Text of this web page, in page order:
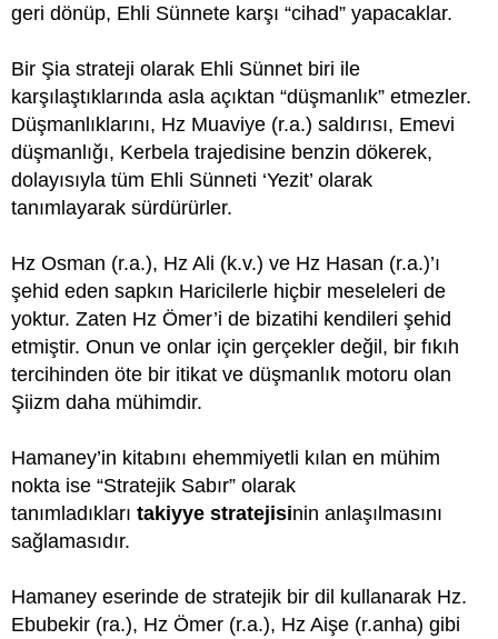
geri dönüp, Ehli Sünnete karşı “cihad” yapacaklar.
Bir Şia strateji olarak Ehli Sünnet biri ile
karşılaştıklarında asla açıktan “düşmanlık” etmezler.
Düşmanlıklarını, Hz Muaviye (r.a.) saldırısı, Emevi
düşmanlığı, Kerbela trajedisine benzin dökerek,
dolayısıyla tüm Ehli Sünneti ‘Yezit’ olarak
tanımlayarak sürdürürler.
Hz Osman (r.a.), Hz Ali (k.v.) ve Hz Hasan (r.a.)’ı
şehid eden sapkın Haricilerle hiçbir meseleleri de
yoktur. Zaten Hz Ömer’i de bizatihi kendileri şehid
etmiştir. Onun ve onlar için gerçekler değil, bir fıkıh
tercihinden öte bir itikat ve düşmanlık motoru olan
Şiizm daha mühimdir.
Hamaney’in kitabını ehemmiyetli kılan en mühim
nokta ise “Stratejik Sabır” olarak
tanımladıkları takiyye stratejisinin anlaşılmasını
sağlamasıdır.
Hamaney eserinde de stratejik bir dil kullanarak Hz.
Ebubekir (ra.), Hz Ömer (r.a.), Hz Aişe (r.anha) gibi